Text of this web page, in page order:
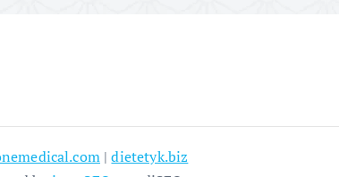
|dietetyk.biz